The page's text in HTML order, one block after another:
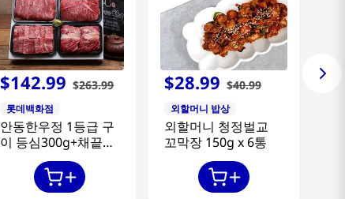
$142.99 $263.99
롯데백화점
안동한우정 1등급 구
이 등심300g+채끝
300g+특수부위
300g+갈비살300g
$28.99 $40.99
외할머니 밥상
외할머니 청정벌교
꼬막장 150g x 6통